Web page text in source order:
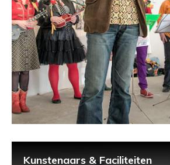
Kunstenaars & Faciliteiten